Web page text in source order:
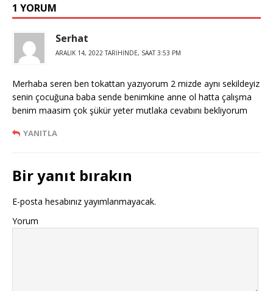
1 YORUM
Serhat
ARALIK 14, 2022 TARIHINDE, SAAT 3:53 PM
Merhaba seren ben tokattan yazıyorum 2 mizde aynı sekildeyiz
senin çocuğuna baba sende benimkine anne ol hatta çalışma
benim maasim çok şükür yeter mutlaka cevabını bekliyorum
YANITLA
Bir yanıt bırakın
E-posta hesabınız yayımlanmayacak.
Yorum